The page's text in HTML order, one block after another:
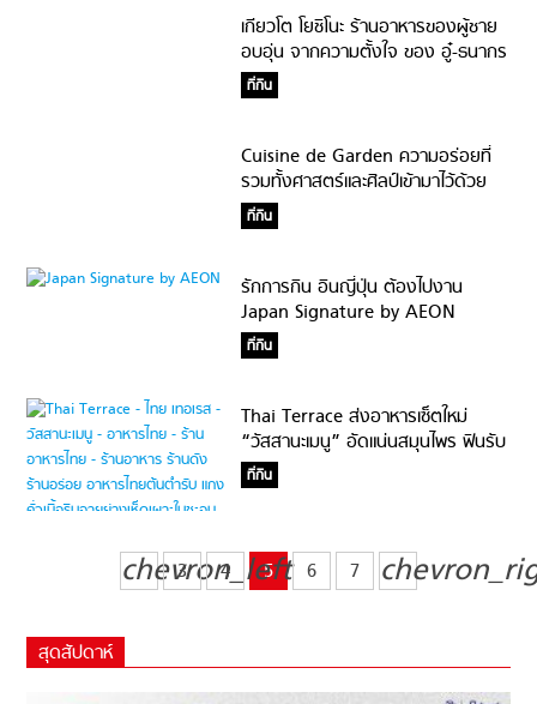
เกียวโต โยชิโนะ ร้านอาหารของผู้ชาย
อบอุ่น จากความตั้งใจ ของ อู๋-ธนากร
ที่กิน
Cuisine de Garden ความอร่อยที่
รวมทั้งศาสตร์และศิลป์เข้ามาไว้ด้วย
ที่กิน
รักการกิน อินญี่ปุ่น ต้องไปงาน
Japan Signature by AEON
ที่กิน
Thai Terrace ส่งอาหารเซ็ตใหม่
“วัสสานะเมนู” อัดแน่นสมุนไพร ฟินรับ
ความฉ่ำหน้าฝน
ที่กิน
chevron_left
3 4 5 6 7
สุดสัปดาห์